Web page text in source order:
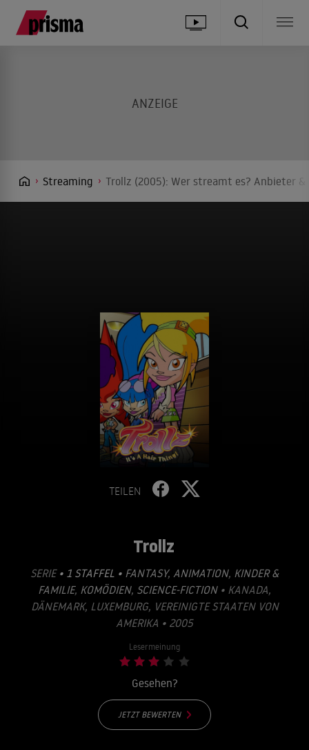
Streaming Trollz (2005): Wer streamt es? Anbieter &
TEILEN
Trollz
SERIE • 1 STAFFEL • FANTASY, ANIMATION, KINDER &
FAMILIE, KOMÖDIEN, SCIENCE-FICTION• KANADA,
DÄNEMARK, LUXEMBURG, VEREINIGTE STAATEN VON
AMERIKA • 2005
Lesermeinung
Gesehen?
JETZT BEWERTEN